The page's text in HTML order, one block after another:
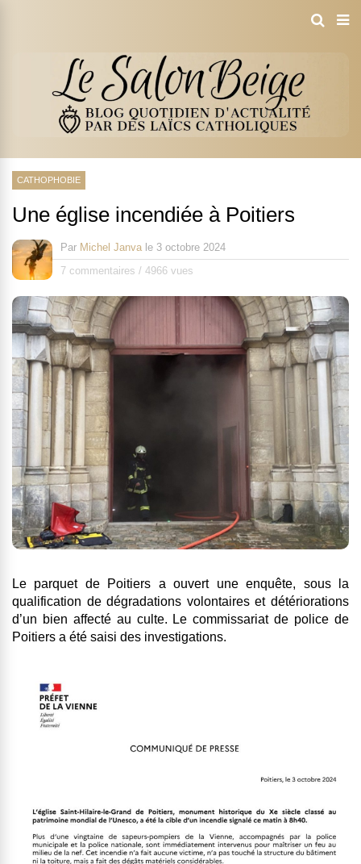
CATHOPHOBIE
Une église incendiée à Poitiers
Par Michel Janva le 3 octobre 2024
7 commentaires / 4966 vues
Le parquet de Poitiers a ouvert une enquête, sous la
qualification de dégradations volontaires et détériorations
d’un bien affecté au culte. Le commissariat de police de
Poitiers a été saisi des investigations.